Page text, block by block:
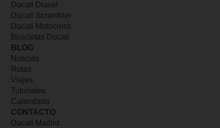
Ducati Diavel
Ducati Scrambler
Ducati Motocross
Bicicletas Ducati
BLOG
Noticias
Rutas
Viajes
Tutoriales
Calendario
CONTACTO
Ducati Madrid